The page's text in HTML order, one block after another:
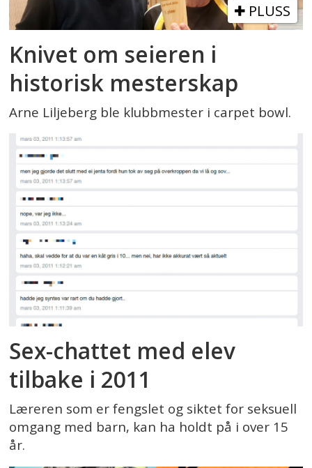
PLUSS
Knivet om seieren i
historisk mesterskap
Arne Liljeberg ble klubbmester i carpet bowl.
Sex-chattet med elev
tilbake i 2011
Læreren som er fengslet og siktet for seksuell
omgang med barn, kan ha holdt på i over 15
år.